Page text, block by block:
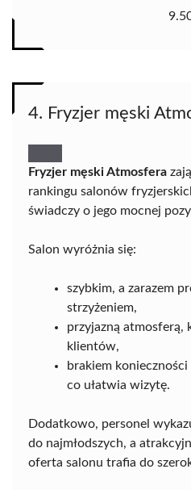
4. Fryzjer męski
Fryzjer męski Atmosfera
rankingu salonów
świadczy o jego mocnej
Salon wyróżnia się:
szybkim, a zarazem
strzyżeniem,
przyjazną atmosferą,
klientów,
brakiem
co ułatwia wizytę.
Dodatkowo, personel
do najmłodszych, a
oferta salonu trafia do